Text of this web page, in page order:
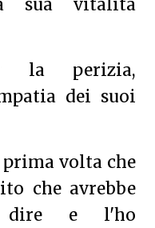
vitalità
perizia,
dei suoi
prima volta che
che avrebbe
dire e l'ho